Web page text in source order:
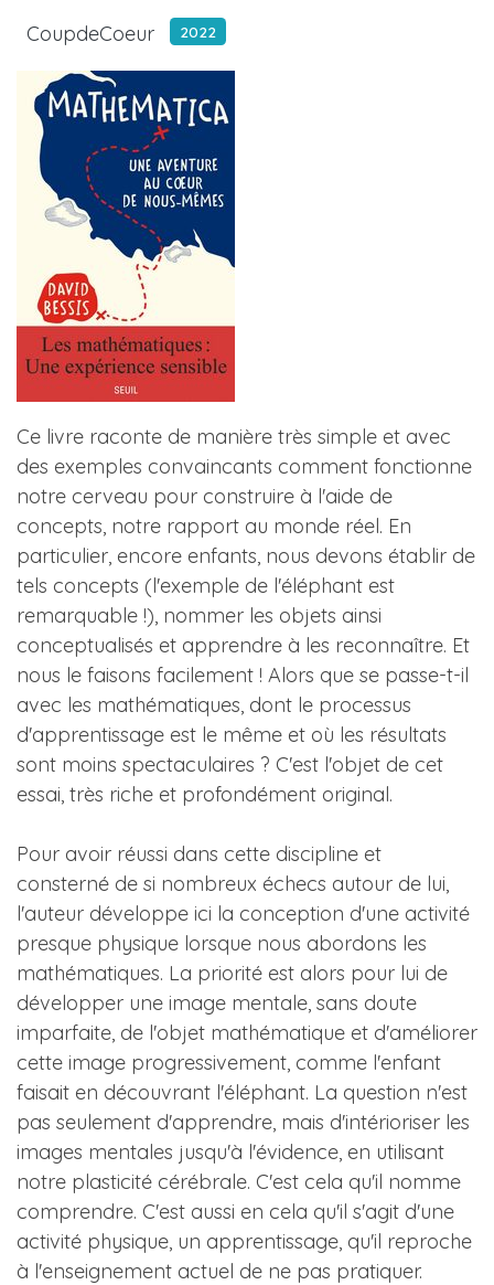
CoupdeCoeur 2022
Ce livre raconte de manière très simple et avec
des exemples convaincants comment fonctionne
notre cerveau pour construire à l'aide de
concepts, notre rapport au monde réel. En
particulier, encore enfants, nous devons établir de
tels concepts (l'exemple de l'éléphant est
remarquable !), nommer les objets ainsi
conceptualisés et apprendre à les reconnaître. Et
nous le faisons facilement ! Alors que se passe-t-il
avec les mathématiques, dont le processus
d'apprentissage est le même et où les résultats
sont moins spectaculaires ? C'est l'objet de cet
essai, très riche et profondément original.
Pour avoir réussi dans cette discipline et
consterné de si nombreux échecs autour de lui,
l'auteur développe ici la conception d'une activité
presque physique lorsque nous abordons les
mathématiques. La priorité est alors pour lui de
développer une image mentale, sans doute
imparfaite, de l'objet mathématique et d'améliorer
cette image progressivement, comme l'enfant
faisait en découvrant l'éléphant. La question n'est
pas seulement d'apprendre, mais d'intérioriser les
images mentales jusqu'à l'évidence, en utilisant
notre plasticité cérébrale. C'est cela qu'il nomme
comprendre. C'est aussi en cela qu'il s'agit d'une
activité physique, un apprentissage, qu'il reproche
à l'enseignement actuel de ne pas pratiquer.